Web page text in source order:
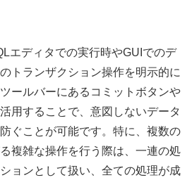
エディタでの実行時やGUIでのデ
トランザクション操作を明示的に
ールバーにあるコミットボタンや
用することで、意図しないデータ
ぐことが可能です。特に、複数の
複雑な操作を行う際は、一連の処
ョンとして扱い、全ての処理が成